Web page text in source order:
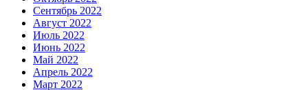
Сентябрь 2022
Август 2022
Июль 2022
Июнь 2022
Май 2022
Апрель 2022
Март 2022